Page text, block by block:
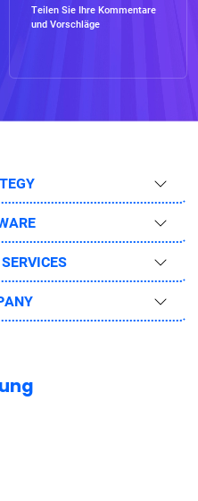
Teilen Sie Ihre Kommentare
und Vorschläge